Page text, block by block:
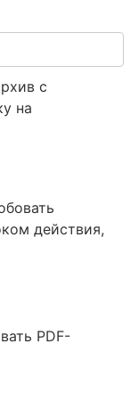
с
на
действия,
PDF-